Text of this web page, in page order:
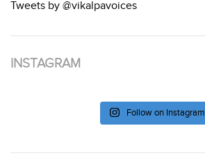
Tweets by @vikalpavoices
INSTAGRAM
Follow on Instagram